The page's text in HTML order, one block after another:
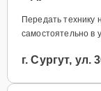
Передать технику
самостоятельно в
г. Сургут, ул.